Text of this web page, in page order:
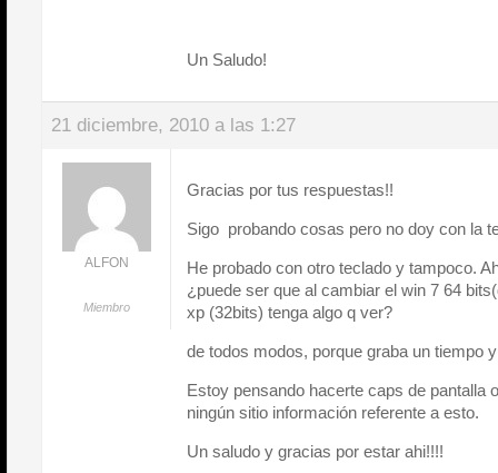
Un Saludo!
21 diciembre, 2010 a las 1:27
ALFON
Miembro
Gracias por tus respuestas!!
Sigo probando cosas pero no doy con la
He probado con otro teclado y tampoco.
¿puede ser que al cambiar el win 7 64
xp (32bits) tenga algo q ver?
de todos modos, porque graba un tiempo
Estoy pensando hacerte caps de pantalla
ningún sitio información referente a esto.
Un saludo y gracias por estar ahi!!!!